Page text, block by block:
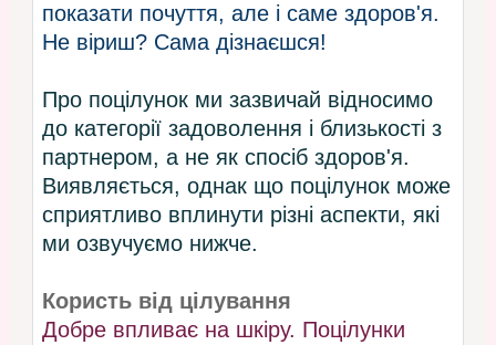
показати почуття, але і саме здоров'я.
Не віриш? Сама дізнаєшся!
Про поцілунок ми зазвичай відносимо
до категорії задоволення і близькості з
партнером, а не як спосіб здоров'я.
Виявляється, однак що поцілунок може
сприятливо вплинути різні аспекти, які
ми озвучуємо нижче.
Користь від цілування
Добре впливає на шкіру. Поцілунки